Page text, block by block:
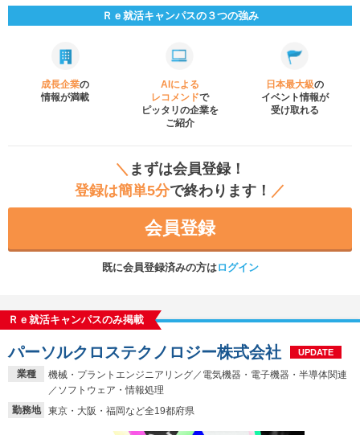
Ｒｅ就活キャンパスの３つの強み
成長企業の
情報が満載
AIによる
レコメンドで
ピッタリの企業を
ご紹介
日本最大級の
イベント情報が
受け取れる
＼ まずは会員登録！
登録は簡単5分で終わります！ ／
会員登録
既に会員登録済みの方はログイン
Ｒｅ就活キャンパスのみ掲載
業種
機械・プラントエンジニアリング／電気機器・電子機器・半導体関連
／ソフトウェア・情報処理
勤務地
東京・大阪・福岡など全19都府県
パーソルクロステクノロジー株式会社 UPDATE